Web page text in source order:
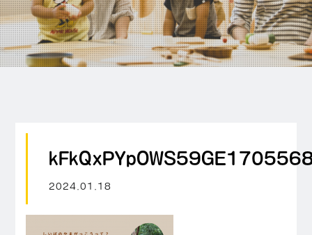
2024.01.18